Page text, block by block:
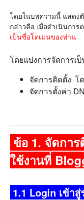
โดยในบทความนี้ แสดง
กล่าวคือ เมื่อดำเนินการ
เป็นชื่อโดเมนของท่าน
โดยแบ่งการจัดการเ
จัดการติดตั้ง โ
จัดการตั้งค่า
ข้อ 1. จัดกา
ใช้งานที่
1.1 Login เข้า